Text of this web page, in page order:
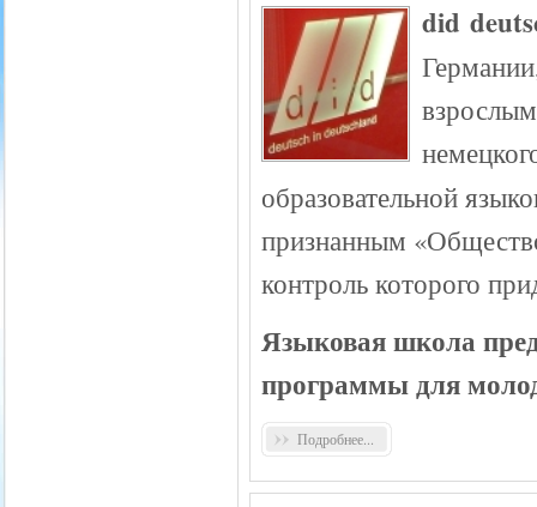
did
образовательной
признанным
контроль которого
Языковая школа
программы для
Подробнее...